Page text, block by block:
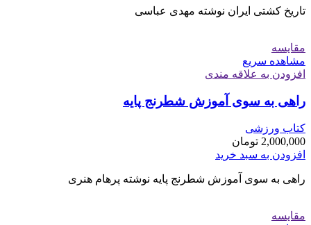
تاریخ کشتی ایران نوشته مهدی عباسی
مقایسه
مشاهده سریع
افزودن به علاقه مندی
راهی به سوی آموزش شطرنج پایه
کتاب ورزشی
2,000,000 تومان
افزودن به سبد خرید
راهی به سوی آموزش شطرنج پایه نوشته پرهام هنری
مقایسه